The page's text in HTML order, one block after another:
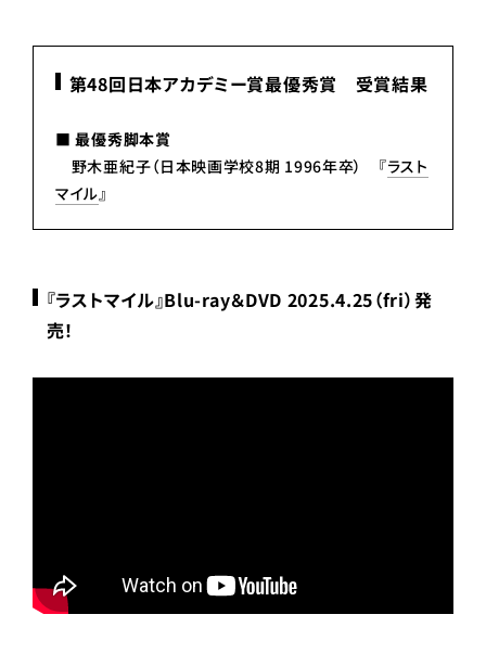
第48回日本アカデミー賞最優秀賞 受賞結果
■ 最優秀脚本賞
野木亜紀子（日本映画学校8期 1996年卒） 『ラスト
マイル』
『ラストマイル』Blu-ray＆DVD 2025.4.25（fri）発
売！